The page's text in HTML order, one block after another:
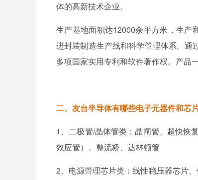
体的高新技术企业。
生产基地面积达12000余平方米，生产
进封装制造生产线和科学管理体系。通
多项国家实用专利和软件著作权。产品
二、友台半导体有哪些电子元器件和芯
1、二极管/晶体管类：晶闸管、超快恢
效应管）、整流桥、达林顿管
2、电源管理芯片类：线性稳压器芯片